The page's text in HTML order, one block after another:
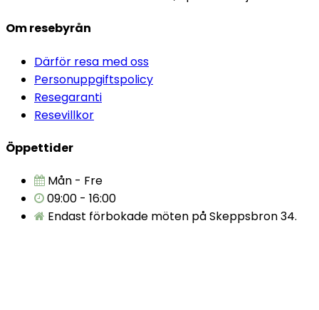
Om resebyrån
Därför resa med oss
Personuppgiftspolicy
Resegaranti
Resevillkor
Öppettider
Mån - Fre
09:00 - 16:00
Endast förbokade möten på Skeppsbron 34.